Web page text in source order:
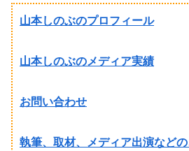
山本しのぶのプロフィール
山本しのぶのメディア実績
お問い合わせ
執筆、取材、メディア出演など